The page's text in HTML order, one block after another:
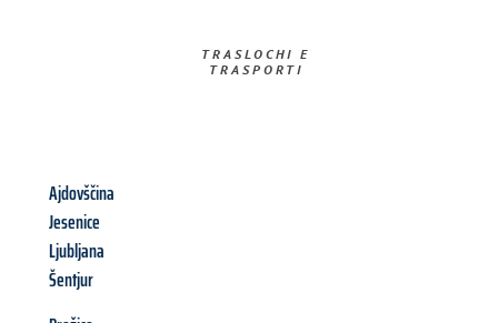
TRASLOCHI E
TRASPORTI​
Ajdovščina
Jesenice
Ljubljana
Šentjur